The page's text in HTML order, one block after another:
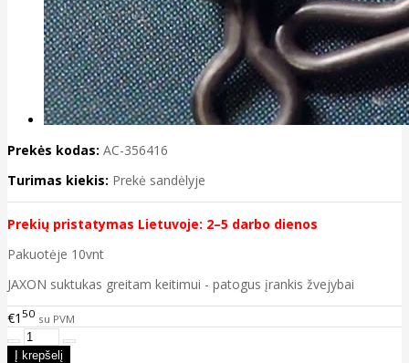
Prekės kodas: AC-356416
Turimas kiekis: Prekė sandėlyje
Prekių pristatymas Lietuvoje: 2–5 darbo dienos
Pakuotėje 10vnt
JAXON suktukas greitam keitimui - patogus įrankis žvejybai
€1 50 su PVM